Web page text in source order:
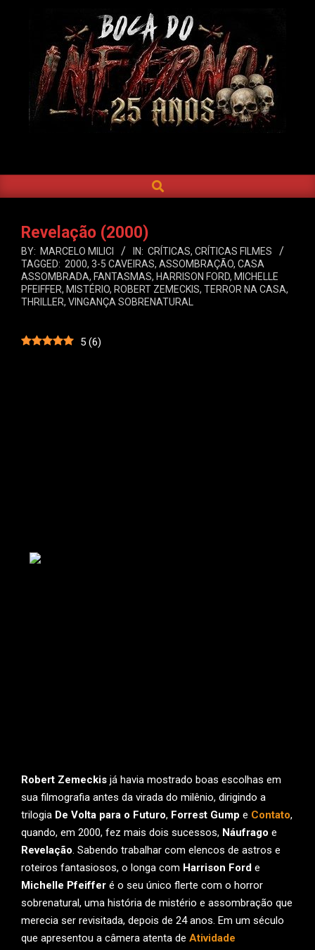
DO
INFERNO
Navigation
SEARCH
Revelação (2000)
BY: MARCELO MILICI IN: CRÍTICAS, CRÍTICAS FILMES
TAGGED: 2000, 3-5 CAVEIRAS, ASSOMBRAÇÃO, CASA
ASSOMBRADA, FANTASMAS, HARRISON FORD, MICHELLE
PFEIFFER, MISTÉRIO, ROBERT ZEMECKIS, TERROR NA CASA,
THRILLER, VINGANÇA SOBRENATURAL
5 (6)
Robert Zemeckis já havia mostrado boas escolhas em
sua filmografia antes da virada do milênio, dirigindo a
trilogia De Volta para o Futuro, Forrest Gump e Contato,
quando, em 2000, fez mais dois sucessos, Náufrago e
Revelação. Sabendo trabalhar com elencos de astros e
roteiros fantasiosos, o longa com Harrison Ford e
Michelle Pfeiffer é o seu único flerte com o horror
sobrenatural, uma história de mistério e assombração que
merecia ser revisitada, depois de 24 anos. Em um século
que apresentou a câmera atenta de Atividade